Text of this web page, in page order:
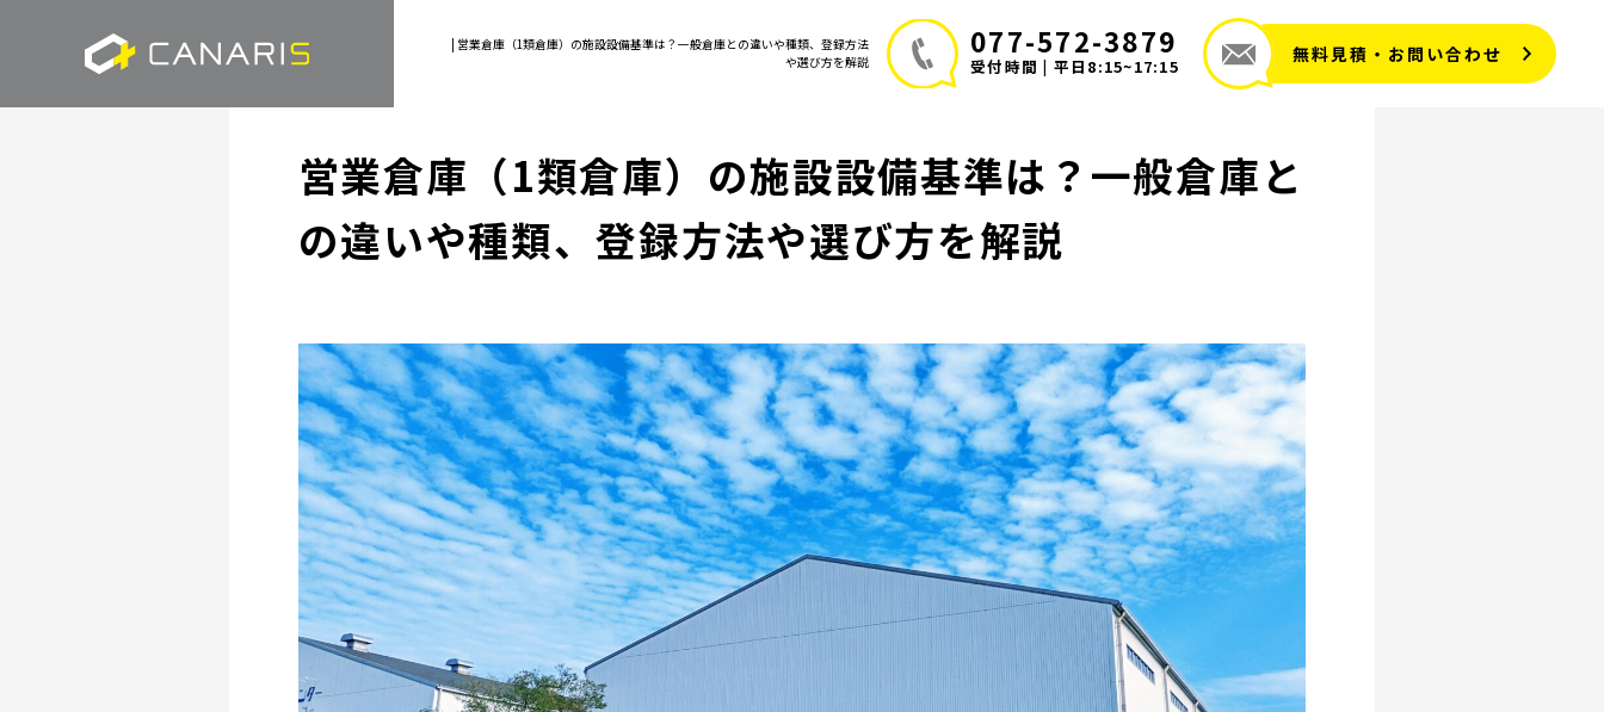
| 営業倉庫（1類倉庫）の施設設備基準は？一般倉庫との違いや種類、登録方法
や選び方を解説
077-572-3879
受付時間 | 平日8:15~17:15
無料見積・お問い合わせ
営業倉庫（1類倉庫）の施設設備基準は？一般倉庫と
の違いや種類、登録方法や選び方を解説